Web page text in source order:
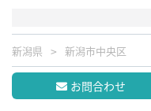
新潟県 新潟市中央区
お問合わせ